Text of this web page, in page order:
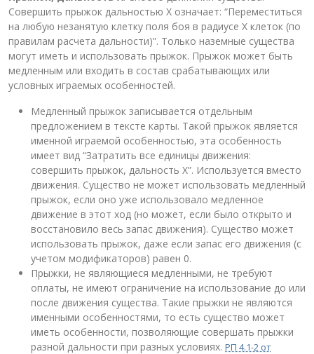
Совершить прыжок дальностью Х означает: “Переместиться
на любую незанятую клетку поля боя в радиусе Х клеток (по
правилам расчета дальности)”. Только наземные существа
могут иметь и использовать прыжок. Прыжок может быть
медленным или входить в состав срабатывающих или
условных играемых особенностей.
Медленный прыжок записывается отдельным
предложением в тексте карты. Такой прыжок является
именной играемой особенностью, эта особенность
имеет вид “Затратить все единицы движения:
совершить прыжок, дальность Х”. Используется вместо
движения. Существо не может использовать медленный
прыжок, если оно уже использовало медленное
движение в этот ход (но может, если было открыто и
восстановило весь запас движения). Существо может
использовать прыжок, даже если запас его движения (с
учетом модификаторов) равен 0.
Прыжки, не являющиеся медленными, не требуют
оплаты, не имеют ограничение на использование до или
после движения существа. Такие прыжки не являются
именными особенностями, то есть существо может
иметь особенности, позволяющие совершать прыжки
разной дальности при разных условиях. РП 4.1-2 от